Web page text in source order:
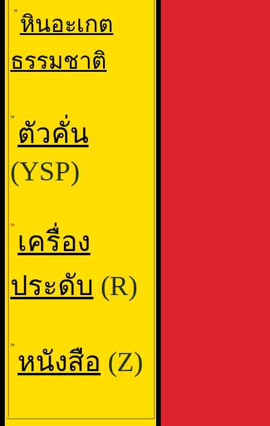
»
หินอะเกต
ธรรมชาติ
»
ตัวคั่น
(YSP)
»
เครื่อง
ประดับ (R)
»
หนังสือ (Z)